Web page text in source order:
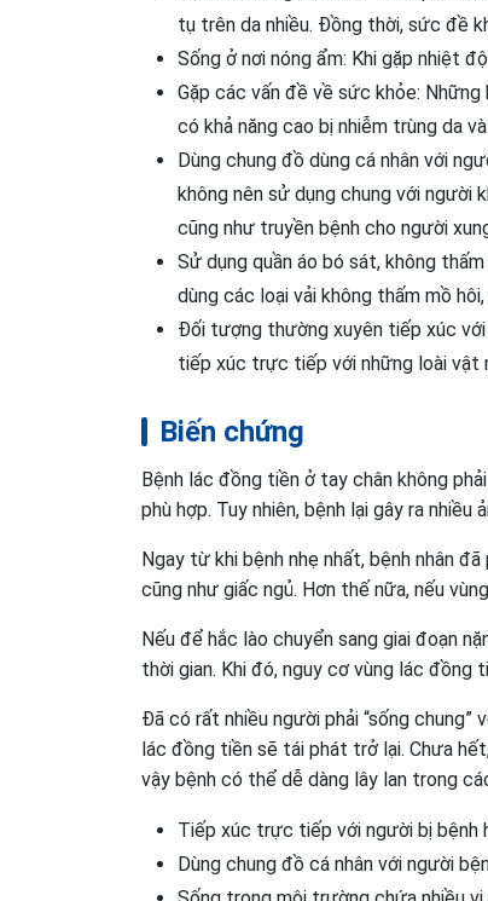
tụ trên da nhiều. Đồng thời, sức đề
Sống ở nơi nóng ẩm: Khi gặp nhiệt
Gặp các vấn đề về sức khỏe:
có khả năng cao bị nhiễm trùng da
Dùng chung đồ dùng cá nhân với
không nên sử dụng chung với người
cũng như truyền bệnh cho người
Sử dụng quần áo bó sát, không
dùng các loại vải không thấm mồ
Đối tượng thường xuyên tiếp xúc
tiếp xúc trực tiếp với những loài vật
Biến chứng
Bệnh lác đồng tiền ở tay chân không
phù hợp. Tuy nhiên, bệnh lại gây ra
Ngay từ khi bệnh nhẹ nhất, bệnh nhân
cũng như giấc ngủ. Hơn thế nữa, nếu
Nếu để hắc lào chuyển sang giai đoạn
thời gian. Khi đó, nguy cơ vùng lác đồng
Đã có rất nhiều người phải “sống
lác đồng tiền sẽ tái phát trở lại. Chưa
vậy bệnh có thể dễ dàng lây lan trong
Tiếp xúc trực tiếp với người bị bệnh
Dùng chung đồ cá nhân với người